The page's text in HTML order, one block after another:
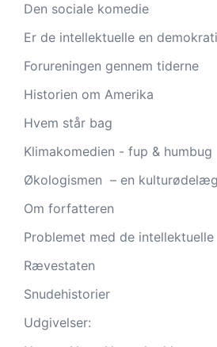
Den sociale komedie
Er de intellektuelle en
Forureningen gennem tiderne
Historien om Amerika
Hvem står bag
Klimakomedien - fup & humbug
Økologismen – en
Om forfatteren
Problemet med de intellektuelle
Rævestaten
Snudehistorier
Udgivelser: